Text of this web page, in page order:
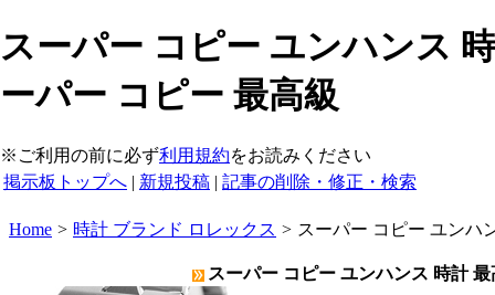
スーパー コピー ユンハンス
ーパー コピー 最高級
※ご利用の前に必ず利用規約をお読みください
掲示板トップへ | 新規投稿 | 記事の削除・修正・検索
Home > 時計 ブランド ロレックス > スーパー コピー ユンハ
スーパー コピー ユンハンス 時計